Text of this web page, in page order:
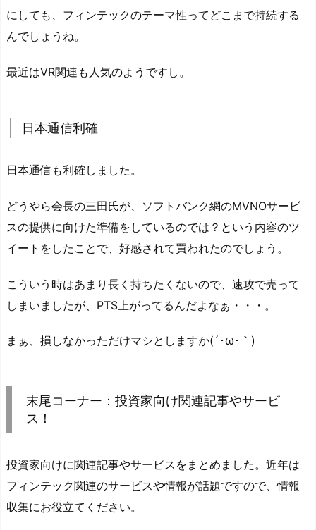
にしても、フィンテックのテーマ性ってどこまで持続する
んでしょうね。
最近はVR関連も人気のようですし。
日本通信利確
日本通信も利確しました。
どうやら会長の三田氏が、ソフトバンク網のMVNOサービ
スの提供に向けた準備をしているのでは？という内容のツ
イートをしたことで、好感されて買われたのでしょう。
こういう時はあまり長く持ちたくないので、速攻で売って
しまいましたが、PTS上がってるんだよなぁ・・・。
まぁ、損しなかっただけマシとしますか(´･ω･｀)
末尾コーナー：投資家向け関連記事やサービ
ス！
投資家向けに関連記事やサービスをまとめました。近年は
フィンテック関連のサービスや情報が話題ですので、情報
収集にお役立てください。